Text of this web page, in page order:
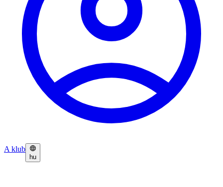
A klub
hu